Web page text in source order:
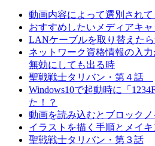
動画内容によって選別され
おすすめしたいメディアキ
LANケーブルを取り替えた
ネットワーク資格情報の入
無効にしても出る時
聖戦戦士タリバン・第４話
Windows10で起動時に「
た！？
動画を読み込むとブロック
イラストを描く手順とメイ
聖戦戦士タリバン・第３話